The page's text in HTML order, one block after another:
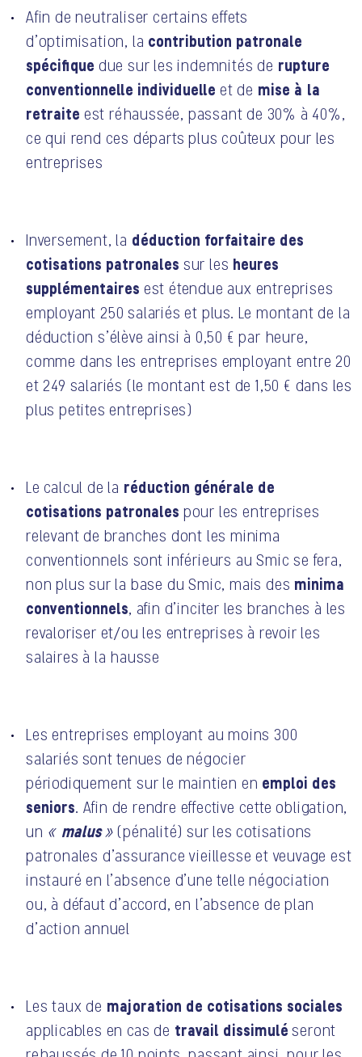
Afin de neutraliser certains effets
d’optimisation, la contribution patronale
spécifique due sur les indemnités de rupture
conventionnelle individuelle et de mise à la
retraite est réhaussée, passant de 30% à 40%,
ce qui rend ces départs plus coûteux pour les
entreprises
Inversement, la déduction forfaitaire des
cotisations patronales sur les heures
supplémentaires est étendue aux entreprises
employant 250 salariés et plus. Le montant de la
déduction s’élève ainsi à 0,50 € par heure,
comme dans les entreprises employant entre 20
et 249 salariés (le montant est de 1,50 € dans les
plus petites entreprises)
Le calcul de la réduction générale de
cotisations patronales pour les entreprises
relevant de branches dont les minima
conventionnels sont inférieurs au Smic se fera,
non plus sur la base du Smic, mais desminima
conventionnels, afin d’inciter les branches à les
revaloriser et/ou les entreprises à revoir les
salaires à la hausse
Les entreprises employant au moins 300
salariés sont tenues de négocier
périodiquement sur le maintien en emploi des
seniors. Afin de rendre effective cette obligation,
un « malus» (pénalité) sur les cotisations
patronales d’assurance vieillesse et veuvage est
instauré en l’absence d’une telle négociation
ou, à défaut d’accord, en l’absence de plan
d’action annuel
Les taux de majoration de cotisations sociales
applicables en cas de travail dissimulé seront